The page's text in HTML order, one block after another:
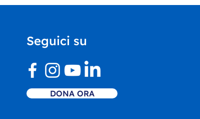
Educazione
Seguici su
DONA ORA